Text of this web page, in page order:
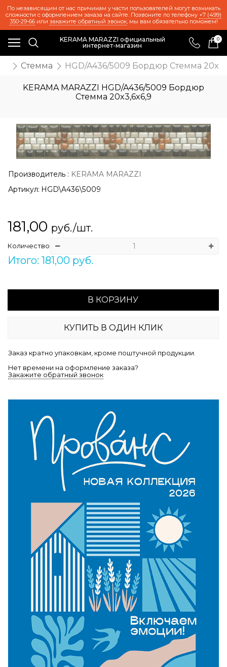
По независящим от нас причинам у части пользователей могут возникать
сложности с оформлением заказа на сайте. Позвоните по телефону +7 (499)
350-29-66или закажите обратный звонок, мы вам обязательно поможем!
KERAMA MARAZZI официальный
интернет-магазин
0
Стемма HGD/A436/5009 Бордюр Стемма
KERAMA MARAZZI HGD/A436/5009 Бордюр
Стемма 20x3,6x6,9
Производитель : KERAMA MARAZZI
Артикул: HGD\A436\5009
181,00 руб./шт.
Количество
Итого: 181,00 руб.
В КОРЗИНУ
КУПИТЬ В ОДИН КЛИК
Заказ кратно упаковкам, кроме поштучной продукции.
Нет времени на оформление заказа?
Закажите обратный звонок